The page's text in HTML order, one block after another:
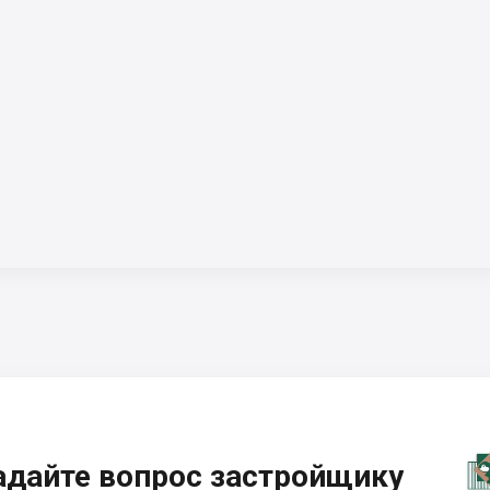
вопрос застройщику